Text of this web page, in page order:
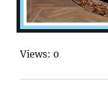
Views: 0